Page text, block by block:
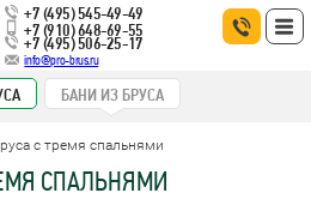
+7 (495) 545-49-49
+7 (910) 648-69-55
+7 (495) 506-25-17
info@pro-brus.ru
БАНИ ИЗ БРУСА
с тремя спальнями
СПАЛЬНЯМИ